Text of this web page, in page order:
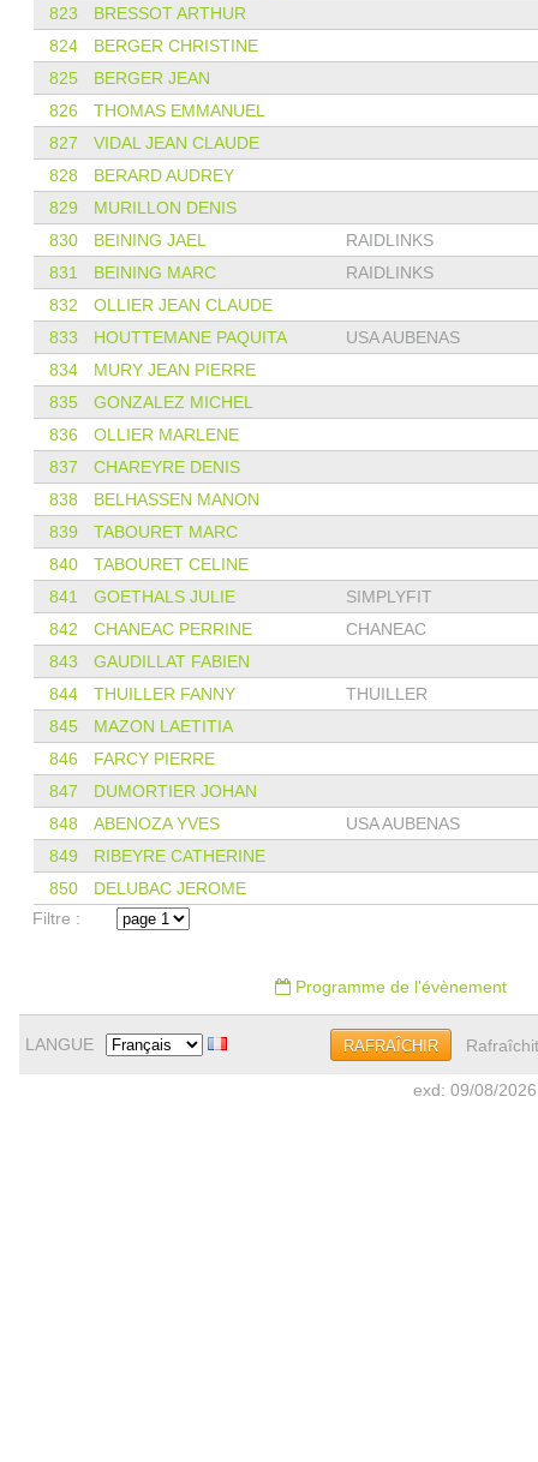
823
BRESSOT ARTHUR
824
BERGER CHRISTINE
825
BERGER JEAN
826
THOMAS EMMANUEL
827
VIDAL JEAN CLAUDE
828
BERARD AUDREY
829
MURILLON DENIS
830
BEINING JAEL
RAIDLINKS
831
BEINING MARC
RAIDLINKS
832
OLLIER JEAN CLAUDE
833
HOUTTEMANE PAQUITA
USA AUBENAS
834
MURY JEAN PIERRE
835
GONZALEZ MICHEL
836
OLLIER MARLENE
837
CHAREYRE DENIS
838
BELHASSEN MANON
839
TABOURET MARC
840
TABOURET CELINE
841
GOETHALS JULIE
SIMPLYFIT
842
CHANEAC PERRINE
CHANEAC
843
GAUDILLAT FABIEN
844
THUILLER FANNY
THUILLER
845
MAZON LAETITIA
846
FARCY PIERRE
847
DUMORTIER JOHAN
848
ABENOZA YVES
USA AUBENAS
849
RIBEYRE CATHERINE
850
DELUBAC JEROME
Filtre :
Programme de l'évènement
LANGUE RAFRAÎCHIR
exd: 09/08/